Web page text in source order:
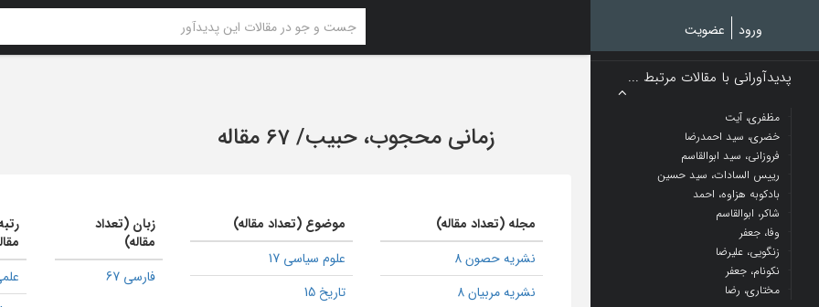
ورود عضویت
پدیدآورانی با مقالات مرتبط ...
مظفری، آیت
خضری، سید احمدرضا
فروزانی، سید ابوالقاسم
رییس السادات، سید حسین
بادکوبه هزاوه، احمد
شاکر، ابوالقاسم
وفا، جعفر
زنگویی، علیرضا
نکونام، جعفر
مختاری، رضا
زمانی محجوب، حبیب/67 مقاله
مجله (تعداد مقاله)
نشریه حصون 8
نشریه مربیان 8
موضوع (تعداد مقاله)
علوم سیاسی 17
تاریخ 15
زبان (تعداد
مقاله)
فارسی 67